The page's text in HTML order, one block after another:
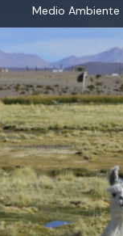
Medio Ambiente